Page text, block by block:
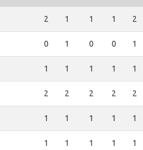
2 1 1 1 2
0 1 0 0 1
1 1 1 1 1
2 2 2 2 2
1 1 1 1 1
1 1 1 1 1